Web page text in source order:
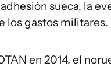
sueca, la
los gastos militares.
en 2014, el